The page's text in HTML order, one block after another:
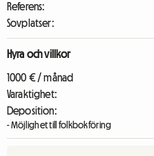
Referens:
Sovplatser:
Hyra och villkor
1000 € / månad
Varaktighet:
Deposition:
- Möjlighet till folkbokföring